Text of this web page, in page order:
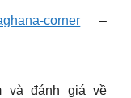
corner –
và đánh giá về